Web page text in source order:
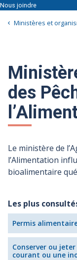
Nous joindre
Ministères et
des
Le ministère de
l’Alimentation
bioalimentaire
Les plus
Permis
Conserver ou
courant ou une